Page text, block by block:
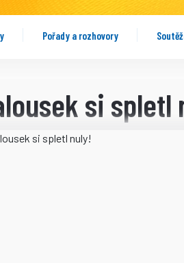
Pořady a rozhovory
si spletl